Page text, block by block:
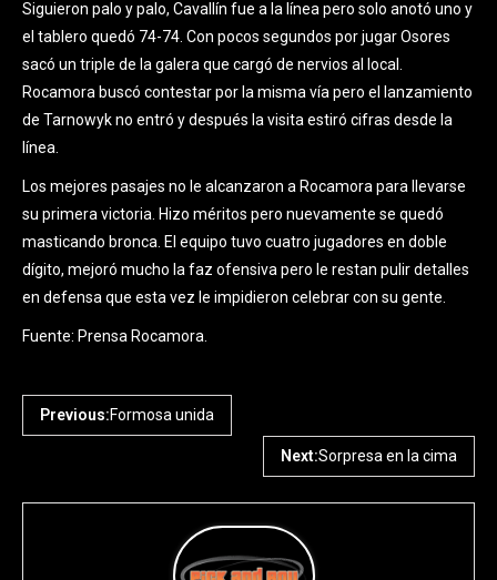
Siguieron palo y palo, Cavallín fue a la línea pero solo anotó uno y
el tablero quedó 74-74. Con pocos segundos por jugar Osores
sacó un triple de la galera que cargó de nervios al local.
Rocamora buscó contestar por la misma vía pero el lanzamiento
de Tarnowyk no entró y después la visita estiró cifras desde la
línea.
Los mejores pasajes no le alcanzaron a Rocamora para llevarse
su primera victoria. Hizo méritos pero nuevamente se quedó
masticando bronca. El equipo tuvo cuatro jugadores en doble
dígito, mejoró mucho la faz ofensiva pero le restan pulir detalles
en defensa que esta vez le impidieron celebrar con su gente.
Fuente: Prensa Rocamora.
Previous:Formosa unida
Next:Sorpresa en la cima